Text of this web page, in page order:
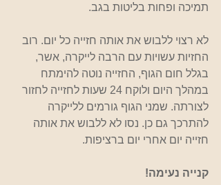
תמיכה ופחות בליטות בגב.
לא רצוי ללבוש את אותה חזייה כל יום. רוב
החזיות עשויות עם הרבה לייקרה, אשר,
בגלל חום הגוף, החזייה נוטה להימתח
במהלך היום ולוקח 24 שעות לחזייה לחזור
לצורתה. שמני הגוף גורמים ללייקרה
להתרכך גם כן. נסו לא ללבוש את אותה
חזייה יום אחרי יום ברציפות.
קנייה נעימה!